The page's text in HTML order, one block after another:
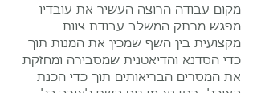
מקום עבודה הרוצה העשיר את עובדיו
מפגש מרתק המשלב עבודת צוות
מקצועית בין השף שמכין את המנות תוך
כדי הסדנא והדיאטנית שמסבירה ומחזקת
את המסרים הבריאותים תוך כדי הכנת
האוכל. בסדנא מדגים השף לאורך כל